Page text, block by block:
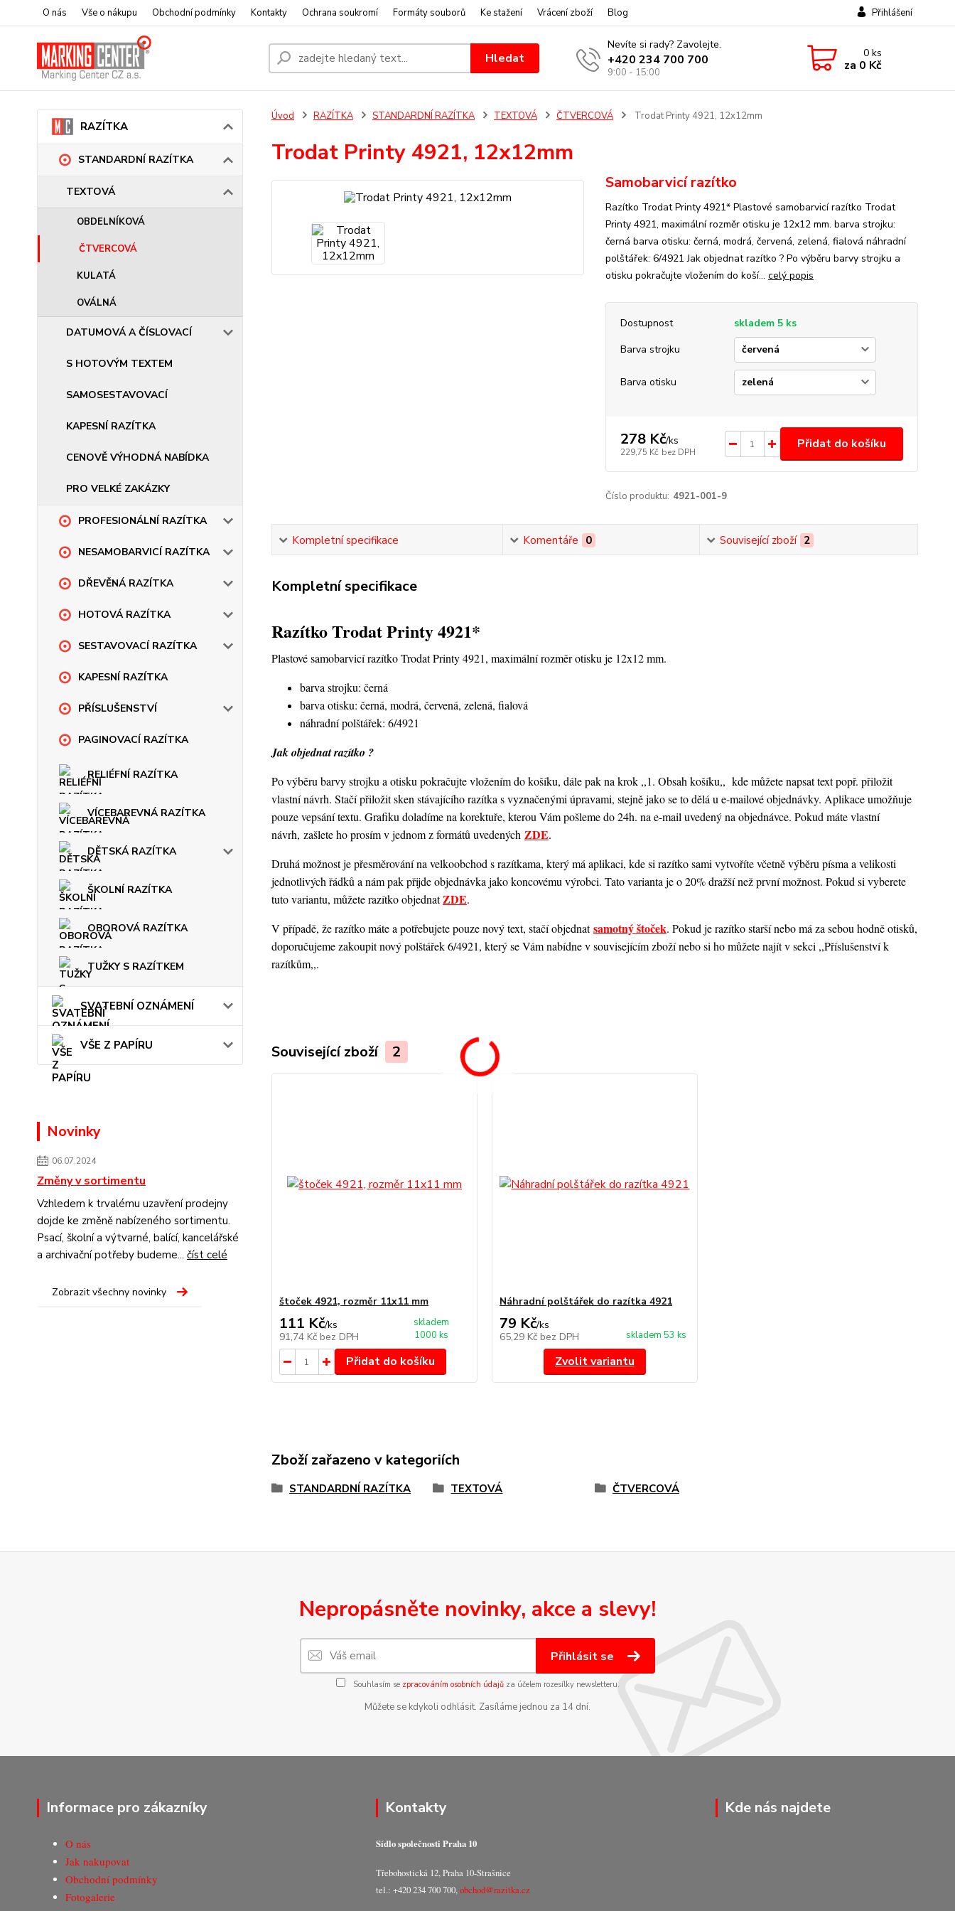
O nás Vše o nákupu Obchodní podmínky Kontakty Ochrana soukromí Formáty souborů Ke stažení Vrácení zboží Blog Přihlášení
Hledat
Nevíte si rady? Zavolejte.
+420 234 700 700
9:00 - 15:00
0ks
za 0 Kč
RAZÍTKA
STANDARDNÍ RAZÍTKA
TEXTOVÁ
OBDELNÍKOVÁ
ČTVERCOVÁ
KULATÁ
OVÁLNÁ
DATUMOVÁ A ČÍSLOVACÍ
S HOTOVÝM TEXTEM
SAMOSESTAVOVACÍ
KAPESNÍ RAZÍTKA
CENOVĚ VÝHODNÁ NABÍDKA
PRO VELKÉ ZAKÁZKY
PROFESIONÁLNÍ RAZÍTKA
NESAMOBARVICÍ RAZÍTKA
DŘEVĚNÁ RAZÍTKA
HOTOVÁ RAZÍTKA
SESTAVOVACÍ RAZÍTKA
KAPESNÍ RAZÍTKA
PŘÍSLUŠENSTVÍ
PAGINOVACÍ RAZÍTKA
RELIÉFNÍ RAZÍTKA
VÍCEBAREVNÁ RAZÍTKA
DĚTSKÁ RAZÍTKA
ŠKOLNÍ RAZÍTKA
OBOROVÁ RAZÍTKA
TUŽKY S RAZÍTKEM
SVATEBNÍ OZNÁMENÍ
VŠE Z PAPÍRU
Novinky
06.07.2024
Změny v sortimentu
Vzhledem k trvalému uzavření prodejny
dojde ke změně nabízeného sortimentu.
Psací, školní a výtvarné, balící, kancelářské
a archivační potřeby budeme... číst celé
Zobrazit všechny novinky
Úvod RAZÍTKA STANDARDNÍ RAZÍTKA TEXTOVÁ ČTVERCOVÁ Trodat Printy 4921, 12x12mm
Trodat Printy 4921, 12x12mm
Samobarvicí razítko
Razítko Trodat Printy 4921* Plastové samobarvicí razítko Trodat
Printy 4921, maximální rozměr otisku je 12x12 mm. barva strojku:
černá barva otisku: černá, modrá, červená, zelená, fialová náhradní
polštářek: 6/4921 Jak objednat razítko ? Po výběru barvy strojku a
otisku pokračujte vložením do koší... celý popis
Dostupnost
skladem 5 ks
Barva strojku
Barva otisku
278 Kč/ks
229,75 Kč bez DPH
Přidat do košíku
Číslo produktu: 4921-001-9
Kompletní specifikace Komentáře 0 Související zboží 2
Kompletní specifikace
Razítko Trodat Printy 4921*
Plastové samobarvicí razítko Trodat Printy 4921, maximální rozměr otisku je 12x12 mm.
barva strojku: černá
barva otisku: černá, modrá, červená, zelená, fialová
náhradní polštářek: 6/4921
Jak objednat razítko ?
Po výběru barvy strojku a otisku pokračujte vložením do košíku, dále pak na krok ,,1. Obsah košíku,, kde můžete napsat text popř. přiložit
vlastní návrh. Stačí přiložit sken stávajícího razítka s vyznačenými úpravami, stejně jako se to dělá u e-mailové objednávky. Aplikace umožňuje
pouze vepsání textu. Grafiku doladíme na korektuře, kterou Vám pošleme do 24h. na e-mail uvedený na objednávce. Pokud máte vlastní
návrh, zašlete ho prosím v jednom z formátů uvedených ZDE.
Druhá možnost je přesměrování na velkoobchod s razítkama, který má aplikaci, kde si razítko sami vytvoříte včetně výběru písma a velikosti
jednotlivých řádků a nám pak přijde objednávka jako koncovému výrobci. Tato varianta je o 20% dražší než první možnost. Pokud si vyberete
tuto variantu, můžete razítko objednatZDE.
V případě, že razítko máte a potřebujete pouze nový text, stačí objednatsamotný štoček. Pokud je razítko starší nebo má za sebou hodně otisků,
doporučujeme zakoupit nový polštářek 6/4921, který se Vám nabídne v souvisejícím zboží nebo si ho můžete najít v sekci ,,Příslušenství k
razítkům,,.
Související zboží 2
štoček 4921, rozměr 11x11 mm
111 Kč/ks
91,74 Kč bez DPH
skladem
1000 ks
Přidat do košíku
Náhradní polštářek do razítka 4921
79 Kč/ks
65,29 Kč bez DPH skladem 53 ks
Zvolit variantu
Zboží zařazeno v kategoriích
STANDARDNÍ RAZÍTKA TEXTOVÁ ČTVERCOVÁ
Nepropásněte novinky, akce a slevy!
Přihlásit se
Souhlasím se zpracováním osobních údajůza účelem rozesílky newsletteru.
Můžete se kdykoli odhlásit. Zasíláme jednou za 14 dní.
Informace pro zákazníky
O nás
Jak nakupovat
Obchodní podmínky
Fotogalerie
Kontakty
Sídlo společnosti Praha 10
Třebohostická 12, Praha 10-Strašnice
tel.: +420 234 700 700,obchod@razitka.cz
Kde nás najdete